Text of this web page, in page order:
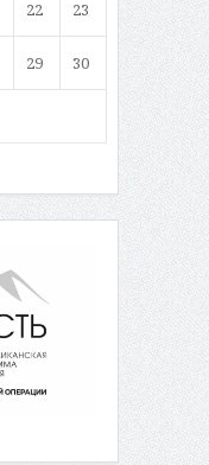
22 23
29 30